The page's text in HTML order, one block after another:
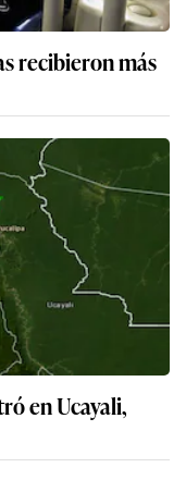
recibieron más
en Ucayali,